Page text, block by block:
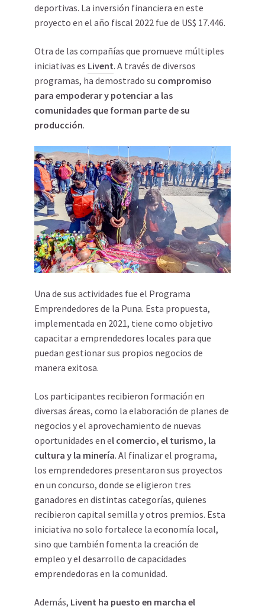
deportivas. La inversión financiera en este
proyecto en el año fiscal 2022 fue de US$ 17.446.
Otra de las compañías que promueve múltiples
iniciativas es Livent. A través de diversos
programas, ha demostrado su compromiso
para empoderar y potenciar a las
comunidades que forman parte de su
producción.
Una de sus actividades fue el Programa
Emprendedores de la Puna. Esta propuesta,
implementada en 2021, tiene como objetivo
capacitar a emprendedores locales para que
puedan gestionar sus propios negocios de
manera exitosa.
Los participantes recibieron formación en
diversas áreas, como la elaboración de planes de
negocios y el aprovechamiento de nuevas
oportunidades en el comercio, el turismo, la
cultura y la minería. Al finalizar el programa,
los emprendedores presentaron sus proyectos
en un concurso, donde se eligieron tres
ganadores en distintas categorías, quienes
recibieron capital semilla y otros premios. Esta
iniciativa no solo fortalece la economía local,
sino que también fomenta la creación de
empleo y el desarrollo de capacidades
emprendedoras en la comunidad.
Además, Livent ha puesto en marcha el